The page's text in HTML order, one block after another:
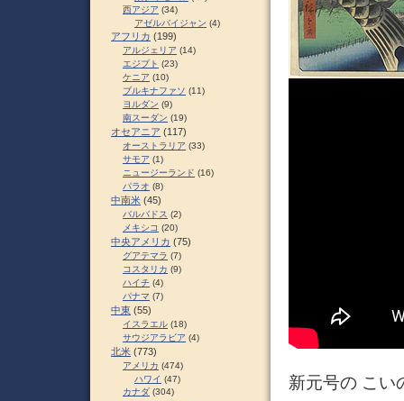
新元号の こい
西アジア (34)
アゼルバイジャン (4)
アフリカ (199)
アルジェリア (14)
エジプト (23)
ケニア (10)
ブルキナファソ (11)
ヨルダン (9)
南スーダン (19)
オセアニア (117)
オーストラリア (33)
サモア (1)
ニュージーランド (16)
パラオ (8)
中南米 (45)
バルバドス (2)
メキシコ (20)
中央アメリカ (75)
グアテマラ (7)
コスタリカ (9)
ハイチ (4)
パナマ (7)
中東 (55)
イスラエル (18)
サウジアラビア (4)
北米 (773)
アメリカ (474)
ハワイ (47)
カナダ (304)